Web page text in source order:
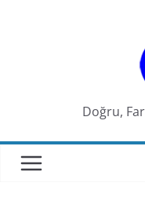
Doğru,